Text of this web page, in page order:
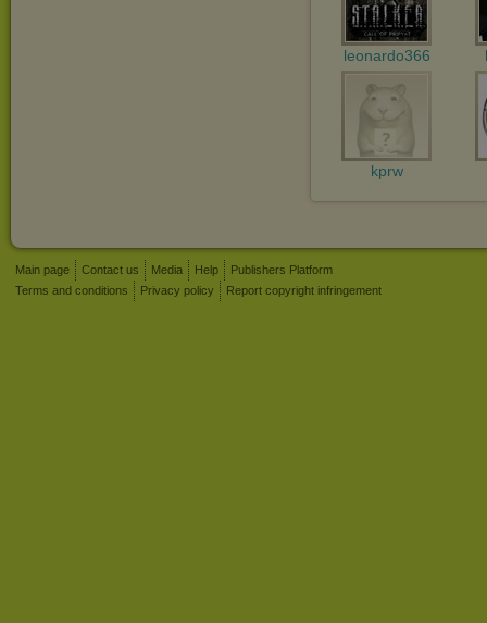
leonardo366
kprw
Main page Contact us Media Help
Publishers Platform
Terms and conditions
Privacy policy Report copyright infringement